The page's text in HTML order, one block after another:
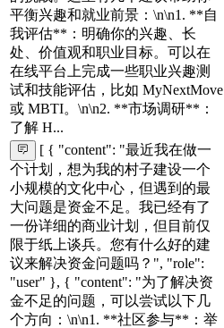
平衡兴趣和就业前景：\n\n1. **自
我评估**：明确你的兴趣、长
处、价值观和职业目标。可以在
在线平台上完成一些职业兴趣测
试和技能评估，比如 MyNextMove
或 MBTI。\n\n2. **市场调研**：
了解 H...
[ { "content": "最近我在做一
个计划，想为我的村子建设一个
小规模的文化中心，但遇到的最
大问题是资金不足。我已经有了
一份详细的商业计划，但目前仅
限于纸上谈兵。您有什么好的建
议来解决资金问题吗？", "role":
"user" }, { "content": "为了解决资
金不足的问题，可以尝试以下几
个方向：\n\n1. **社区参与**：举